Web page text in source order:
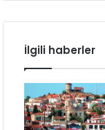
İlgili haberler